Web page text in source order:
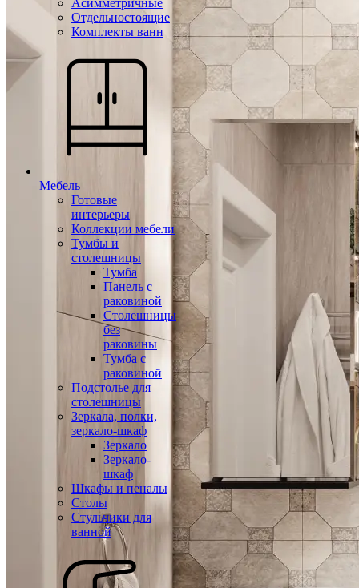
Асимметричные
Отдельностоящие
Комплекты ванн
Мебель
Готовые
интерьеры
Коллекции мебели
Тумбы и
столешницы
Тумба
Панель с
раковиной
Столешницы
без
раковины
Тумба с
раковиной
Подстолье для
столешницы
Зеркала, полки,
зеркало-шкаф
Зеркало
Зеркало-
шкаф
Шкафы и пеналы
Столы
Стульчики для
ванной